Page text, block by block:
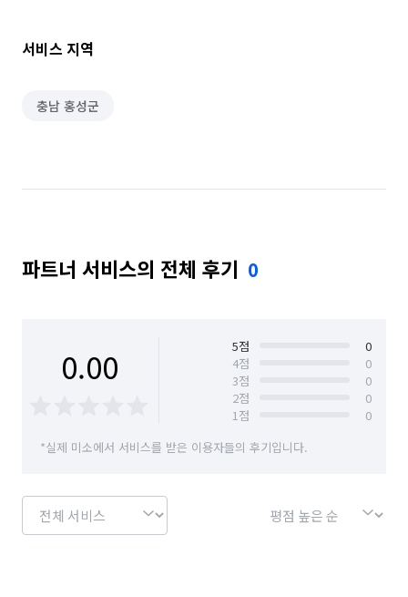
서비스 지역
충남 홍성군
파트너 서비스의 전체 후기 0
0.00 5점
0
4점
0
3점
0
2점
0
1점
0
*실제 미소에서 서비스를 받은 이용자들의 후기입니다.